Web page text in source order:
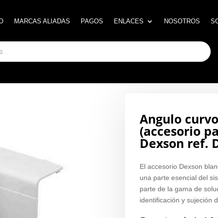
MARCAS ALIADAS PAGOS ENLACES NOSOTROS
MARCAS ALIADAS PAGOS ENLACES NOSOTROS
Angulo
(accesorio
Dexson ref.
El accesorio Dexson
una parte esencial del
parte de la gama de
identificación y sujeción